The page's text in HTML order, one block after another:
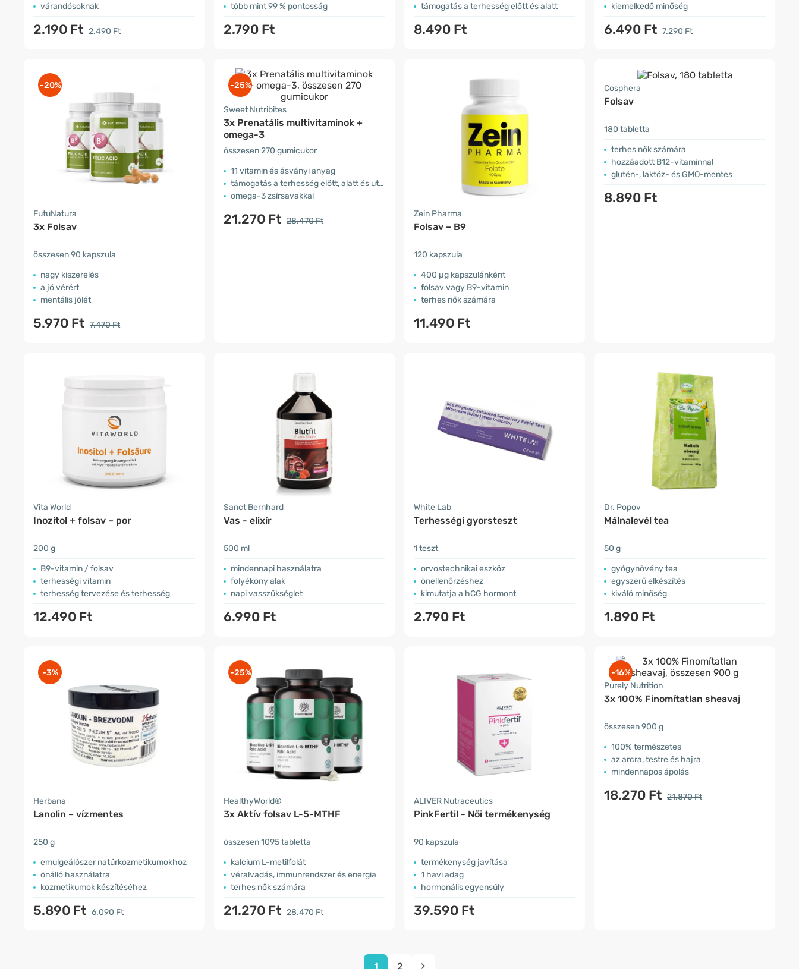
várandósoknak
2.190 Ft 2.490 Ft
több mint 99 % pontosság
2.790 Ft
támogatás a terhesség előtt és alatt
8.490 Ft
kiemelkedő minőség
6.490 Ft 7.290 Ft
-20%
FutuNatura
3x Folsav
összesen 90 kapszula
nagy kiszerelés
a jó vérért
mentális jólét
5.970 Ft 7.470 Ft
-25%
Sweet Nutribites
3x Prenatális multivitaminok +
omega-3
összesen 270 gumicukor
11 vitamin és ásványi anyag
támogatás a terhesség előtt, alatt és után
omega-3 zsírsavakkal
21.270 Ft 28.470 Ft
Zein Pharma
Folsav – B9
120 kapszula
400 µg kapszulánként
folsav vagy B9-vitamin
terhes nők számára
11.490 Ft
Cosphera
Folsav
180 tabletta
terhes nők számára
hozzáadott B12-vitaminnal
glutén-, laktóz- és GMO-mentes
8.890 Ft
Vita World
Inozitol + folsav – por
200 g
B9-vitamin / folsav
terhességi vitamin
terhesség tervezése és terhesség
12.490 Ft
Sanct Bernhard
Vas - elixír
500 ml
mindennapi használatra
folyékony alak
napi vasszükséglet
6.990 Ft
White Lab
Terhességi gyorsteszt
1 teszt
orvostechnikai eszköz
önellenőrzéshez
kimutatja a hCG hormont
2.790 Ft
Dr. Popov
Málnalevél tea
50 g
gyógynövény tea
egyszerű elkészítés
kiváló minőség
1.890 Ft
-3%
Herbana
Lanolin – vízmentes
250 g
emulgeálószer natúrkozmetikumokhoz
önálló használatra
kozmetikumok készítéséhez
5.890 Ft 6.090 Ft
-25%
HealthyWorld®
3x Aktív folsav L-5-MTHF
összesen 1095 tabletta
kalcium L-metilfolát
véralvadás, immunrendszer és energia
terhes nők számára
21.270 Ft 28.470 Ft
ALIVER Nutraceutics
PinkFertil - Női termékenység
90 kapszula
termékenység javítása
1 havi adag
hormonális egyensúly
39.590 Ft
-16%
Purely Nutrition
3x 100% Finomítatlan sheavaj
összesen 900 g
100% természetes
az arcra, testre és hajra
mindennapos ápolás
18.270 Ft 21.870 Ft
1 2